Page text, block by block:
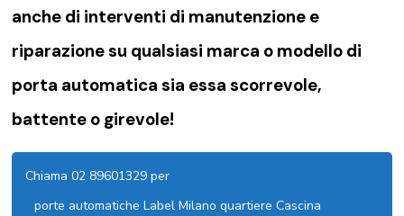
anche di interventi di manutenzione e
riparazione su qualsiasi marca o modello di
porta automatica sia essa scorrevole,
battente o girevole!
Chiama 02 89601329 per
porte automatiche Label Milano quartiere Cascina